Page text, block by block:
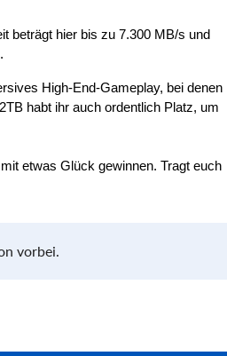
beträgt hier bis zu 7.300 MB/s und
High-End-Gameplay, bei denen
habt ihr auch ordentlich Platz, um
etwas Glück gewinnen. Tragt euch
vorbei.